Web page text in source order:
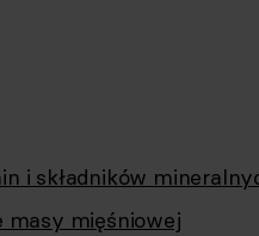
i składników
masy mięśniowej